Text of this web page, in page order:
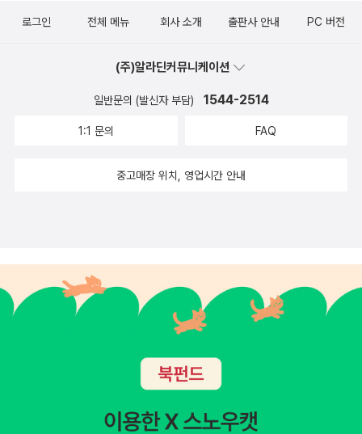
있어요.그리고 특히 마지막은 어린 아이가 망쳐버릴까봐 망
으면 시도하지 못하는 저희 아이가 생각났어요.완벽하지 않
아도 되고빠르지 않고 자기만의 속도로 가도 되고무엇이든
내라,, 힘!>뻔한 위로, 조언 같지만 그림과 어울려 새롭게 다
한 번씩 들춰 보고 싶은 책입니다.
로그인 전체 메뉴 회사 소개 출판사 안내 PC 버전
(주)알라딘커뮤니케이션
일반문의 (발신자 부담) 1544-2514
1:1 문의 FAQ
중고매장 위치, 영업시간 안내